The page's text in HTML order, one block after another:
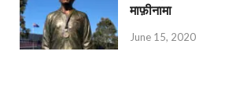
माफ़ीनामा
June 15, 2020